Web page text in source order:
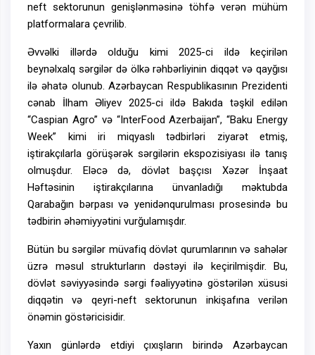
neft sektorunun genişlənməsinə töhfə verən mühüm
platformalara çevrilib.
Əvvəlki illərdə olduğu kimi 2025-ci ildə keçirilən
beynəlxalq sərgilər də ölkə rəhbərliyinin diqqət və qayğısı
ilə əhatə olunub. Azərbaycan Respublikasının Prezidenti
cənab İlham Əliyev 2025-ci ildə Bakıda təşkil edilən
“Caspian Agro” və “InterFood Azerbaijan”, “Baku Energy
Week” kimi iri miqyaslı tədbirləri ziyarət etmiş,
iştirakçılarla görüşərək sərgilərin ekspozisiyası ilə tanış
olmuşdur. Eləcə də, dövlət başçısı Xəzər İnşaat
Həftəsinin iştirakçılarına ünvanladığı məktubda
Qarabağın bərpası və yenidənqurulması prosesində bu
tədbirin əhəmiyyətini vurğulamışdır.
Bütün bu sərgilər müvafiq dövlət qurumlarının və sahələr
üzrə məsul strukturların dəstəyi ilə keçirilmişdir. Bu,
dövlət səviyyəsində sərgi fəaliyyətinə göstərilən xüsusi
diqqətin və qeyri-neft sektorunun inkişafına verilən
önəmin göstəricisidir.
Yaxın günlərdə etdiyi çıxışların birində Azərbaycan